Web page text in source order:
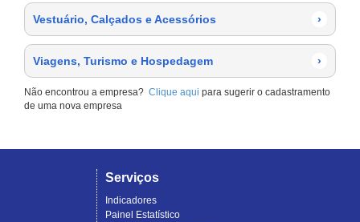
Vestuário, Calçados e Acessórios ›
Viagens, Turismo e Hospedagem ›
Não encontrou a empresa? Clique aqui para sugerir o cadastramento
de uma nova empresa
Serviços
Indicadores
Painel Estatístico